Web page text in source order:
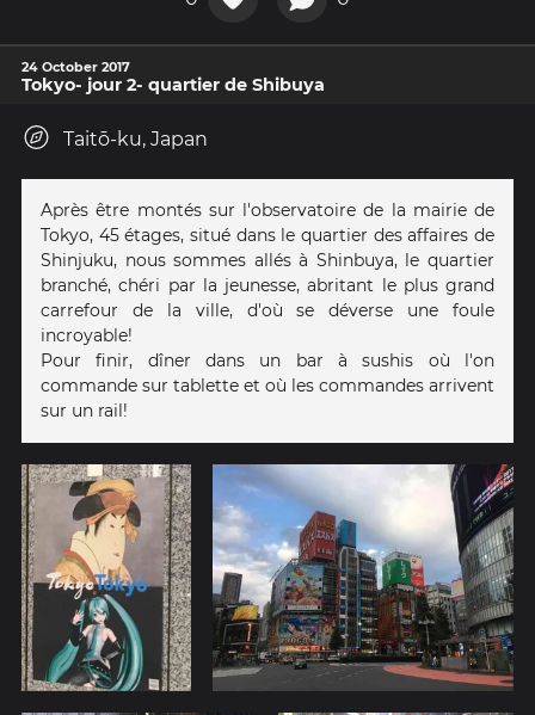
24 October 2017
Tokyo- jour 2- quartier de Shibuya
Taitō-ku, Japan
Après être montés sur l'observatoire de la mairie de
Tokyo, 45 étages, situé dans le quartier des affaires de
Shinjuku, nous sommes allés à Shinbuya, le quartier
branché, chéri par la jeunesse, abritant le plus grand
carrefour de la ville, d'où se déverse une foule
incroyable!
Pour finir, dîner dans un bar à sushis où l'on
commande sur tablette et où les commandes arrivent
sur un rail!